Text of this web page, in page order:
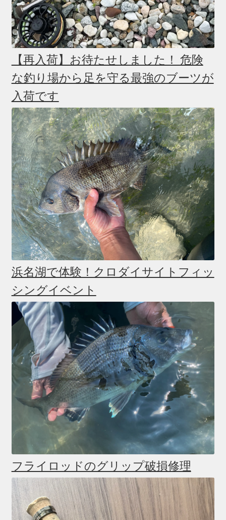
【再入荷】お待たせしました！ 危険
な釣り場から足を守る最強のブーツが
入荷です
浜名湖で体験！クロダイサイトフィッ
シングイベント
フライロッドのグリップ破損修理